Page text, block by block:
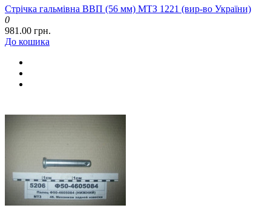
Стрічка гальмівна ВВП (56 мм) МТЗ 1221 (вир-во України)
0
981.00 грн.
До кошика